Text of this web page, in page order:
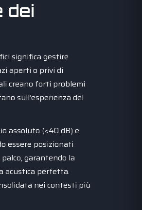
dei
significa gestire
aperti o privi di
creano forti problemi
sull’esperienza del
assoluto (<40 dB) e
essere posizionati
garantendo la
acustica perfetta.
nei contesti più